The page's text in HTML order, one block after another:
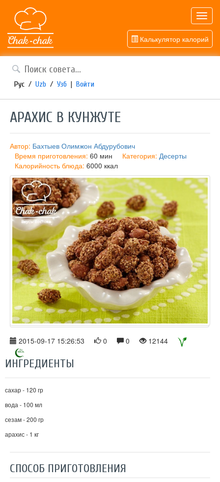
Калькулятор калорий
Рус / Uzb / Узб | Войти
АРАХИС В КУНЖУТЕ
Автор: Бахтыев Олимжон Абдурубович
Время приготовления: 60 мин Категория: Десерты
Калорийность блюда: 6000 ккал
2015-09-17 15:26:53 0 0 12144
ИНГРЕДИЕНТЫ
сахар - 120 гр
вода - 100 мл
сезам - 200 гр
арахис - 1 кг
СПОСОБ ПРИГОТОВЛЕНИЯ